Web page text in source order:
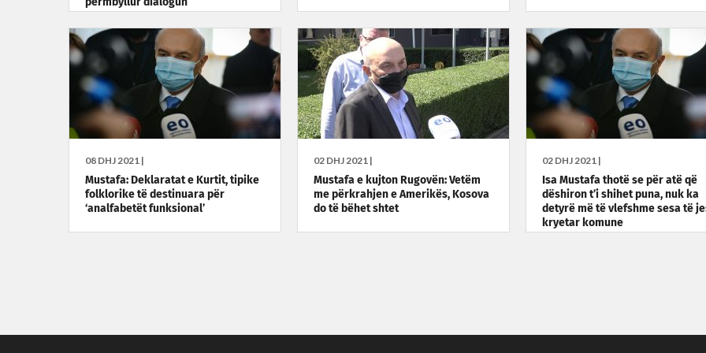
përmbyllur dialogun
08 DHJ 2021 |
Mustafa: Deklaratat e Kurtit, tipike
folklorike të destinuara për
‘analfabetët funksional’
02 DHJ 2021 |
Mustafa e kujton Rugovën: Vetëm
me përkrahjen e Amerikës, Kosova
do të bëhet shtet
02 DHJ 2021 |
Isa Mustafa thotë se për atë që
dëshiron t’i shihet puna, nuk ka
detyrë më të vlefshme sesa të
kryetar komune